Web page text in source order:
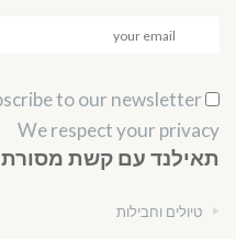
We respect your privacy
תאילנד עם קשת מסורת
טיולים וחבילות